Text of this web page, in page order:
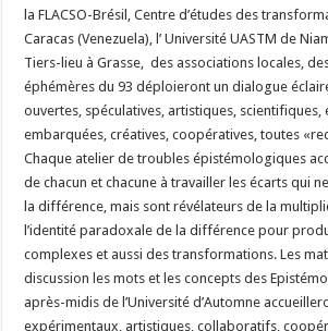
la FLACSO-Brésil, Centre d’études des
Caracas (Venezuela), l’ Université UASTM de
Tiers-lieu à Grasse, des associations locales,
éphémères du 93 déploieront un dialogue
ouvertes, spéculatives, artistiques, scientifiques,
embarquées, créatives, coopératives, toutes
Chaque atelier de troubles épistémologiques
de chacun et chacune à travailler les écarts qui
la différence, mais sont révélateurs de la
l’identité paradoxale de la différence pour
complexes et aussi des transformations. Les
discussion les mots et les concepts des
après-midis de l’Université d’Automne
expérimentaux, artistiques, collaboratifs,